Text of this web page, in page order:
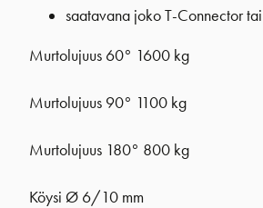
saatavana joko T-Connector
Murtolujuus 60° 1600 kg
Murtolujuus 90° 1100 kg
Murtolujuus 180° 800 kg
Köysi Ø 6/10 mm